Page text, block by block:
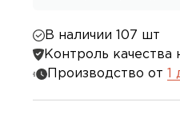
В наличии 107 шт
Контроль качества
Производство от